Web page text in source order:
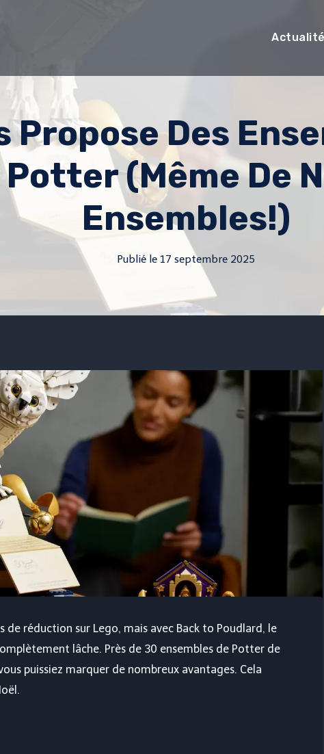
Des
(même De
Ensembles!)
Publié le 17 septembre 2025
réduction sur Lego, mais avec Back to Poudlard, le
lâche. Près de 30 ensembles de Potter de
puissiez marquer de nombreux avantages. Cela